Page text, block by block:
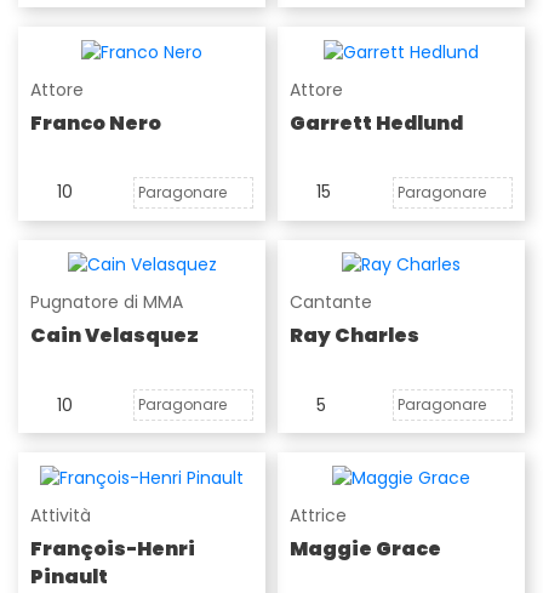
Attore
Franco Nero
10 Paragonare
Attore
Garrett Hedlund
15 Paragonare
Pugnatore di MMA
Cain Velasquez
10 Paragonare
Cantante
Ray Charles
5 Paragonare
Attività
François-Henri
Pinault
Attrice
Maggie Grace